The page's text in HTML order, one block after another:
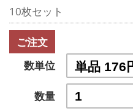
10枚セット
ご注文
数単位
数量